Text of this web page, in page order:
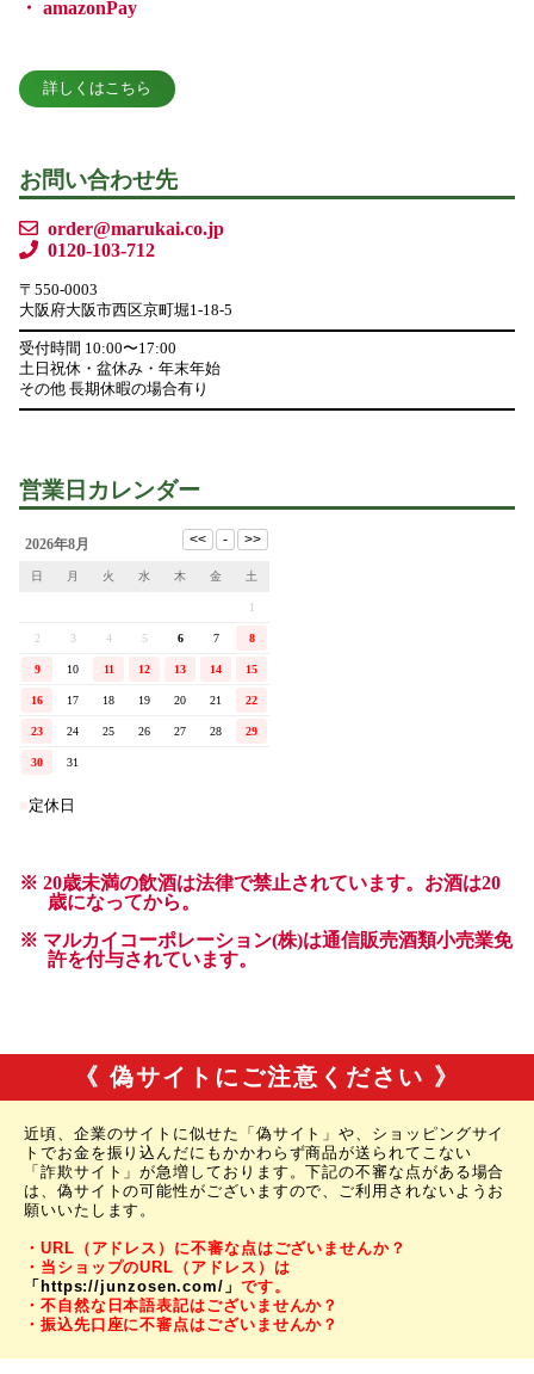
《 偽サイトにご注意ください 》
近頃、企業のサイトに似せた「偽サイト」や、ショッピングサイ
トでお金を振り込んだにもかかわらず商品が送られてこない
「詐欺サイト」が急増しております。下記の不審な点がある場合
は、偽サイトの可能性がございますので、ご利用されないようお
願いいたします。
・URL（アドレス）に不審な点はございませんか？
・当ショップのURL（アドレス）は
「https://junzosen.com/」 です。
・不自然な日本語表記はございませんか？
・振込先口座に不審点はございませんか？